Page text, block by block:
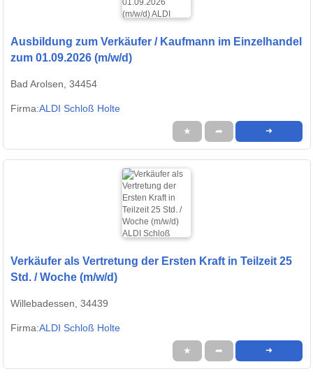
Ausbildung zum Verkäufer / Kaufmann im Einzelhandel
zum 01.09.2026 (m/w/d)
Bad Arolsen, 34454
Firma:ALDI Schloß Holte
★ ➦ ➜
Verkäufer als Vertretung der Ersten Kraft in Teilzeit 25
Std. / Woche (m/w/d)
Willebadessen, 34439
Firma:ALDI Schloß Holte
★ ➦ ➜